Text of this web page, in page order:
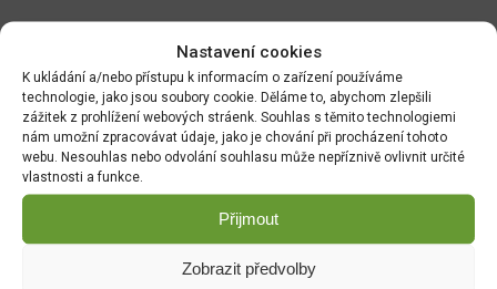
Nastavení cookies
K ukládání a/nebo přístupu k informacím o zařízení používáme
technologie, jako jsou soubory cookie. Děláme to, abychom zlepšili
zážitek z prohlížení webových stráenk. Souhlas s těmito technologiemi
nám umožní zpracovávat údaje, jako je chování při procházení tohoto
webu. Nesouhlas nebo odvolání souhlasu může nepříznivě ovlivnit určité
vlastnosti a funkce.
Přijmout
Zobrazit předvolby
DO KOŠÍKU
369.00Kč
DO KOŠÍKU
369.00 Kč
DOPRAVA ZDARMA OD 1500 KČ
Doprava objednávekod 1500 Kč,kterénepřesahují
30 Kg,je zdarma.